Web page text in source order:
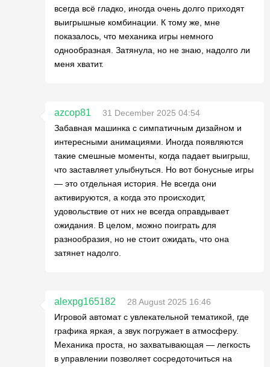
всегда всё гладко, иногда очень долго приходят
выигрышные комбинации. К тому же, мне
показалось, что механика игры немного
однообразная. Затянула, но не знаю, надолго ли
меня хватит.
azcop81
31 December 2025 04:54
Забавная машинка с симпатичным дизайном и
интересными анимациями. Иногда появляются
такие смешные моменты, когда падает выигрыш,
что заставляет улыбнуться. Но вот бонусные игры
— это отдельная история. Не всегда они
активируются, а когда это происходит,
удовольствие от них не всегда оправдывает
ожидания. В целом, можно поиграть для
разнообразия, но не стоит ожидать, что она
затянет надолго.
alexpg165182
28 August 2025 16:46
Игровой автомат с увлекательной тематикой, где
графика яркая, а звук погружает в атмосферу.
Механика проста, но захватывающая — легкость
в управлении позволяет сосредоточиться на